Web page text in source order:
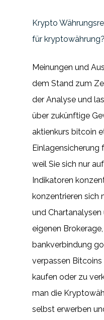
Krypto
für kryptowährung?
Meinungen und
dem Stand zum
der Analyse und
über zukünftige
aktienkurs bitcoin
Einlagensicherung
weil Sie sich nur
Indikatoren
konzentrieren sich
und
eigenen
bankverbindung
verpassen Bitcoins
kaufen oder zu
man die
selbst erwerben